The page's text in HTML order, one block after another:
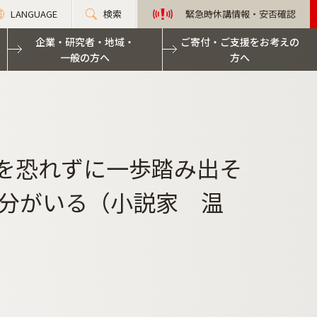
LANGUAGE 検索 緊急時休講情報・安否確認
企業・研究者・地域・
一般の方へ
ご寄付・ご支援をお考えの
方へ
恐れずに一歩踏み出そ
がいる（小説家 温